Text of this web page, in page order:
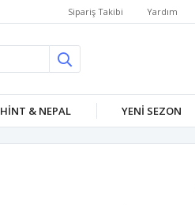
Sipariş Takibi Yardım
HİNT & NEPAL YENİ SEZON